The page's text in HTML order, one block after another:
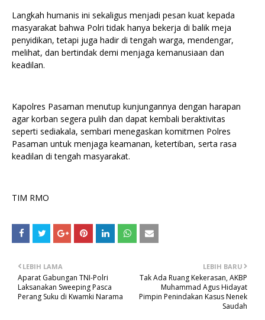
Langkah humanis ini sekaligus menjadi pesan kuat kepada
masyarakat bahwa Polri tidak hanya bekerja di balik meja
penyidikan, tetapi juga hadir di tengah warga, mendengar,
melihat, dan bertindak demi menjaga kemanusiaan dan
keadilan.
Kapolres Pasaman menutup kunjungannya dengan harapan
agar korban segera pulih dan dapat kembali beraktivitas
seperti sediakala, sembari menegaskan komitmen Polres
Pasaman untuk menjaga keamanan, ketertiban, serta rasa
keadilan di tengah masyarakat.
TIM RMO
LEBIH BARU
Tak Ada Ruang Kekerasan, AKBP
Muhammad Agus Hidayat
Pimpin Penindakan Kasus Nenek
Saudah
LEBIH LAMA
Aparat Gabungan TNI-Polri
Laksanakan Sweeping Pasca
Perang Suku di Kwamki Narama